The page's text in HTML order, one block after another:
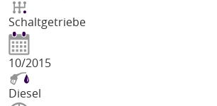
Schaltgetriebe
10/2015
Diesel